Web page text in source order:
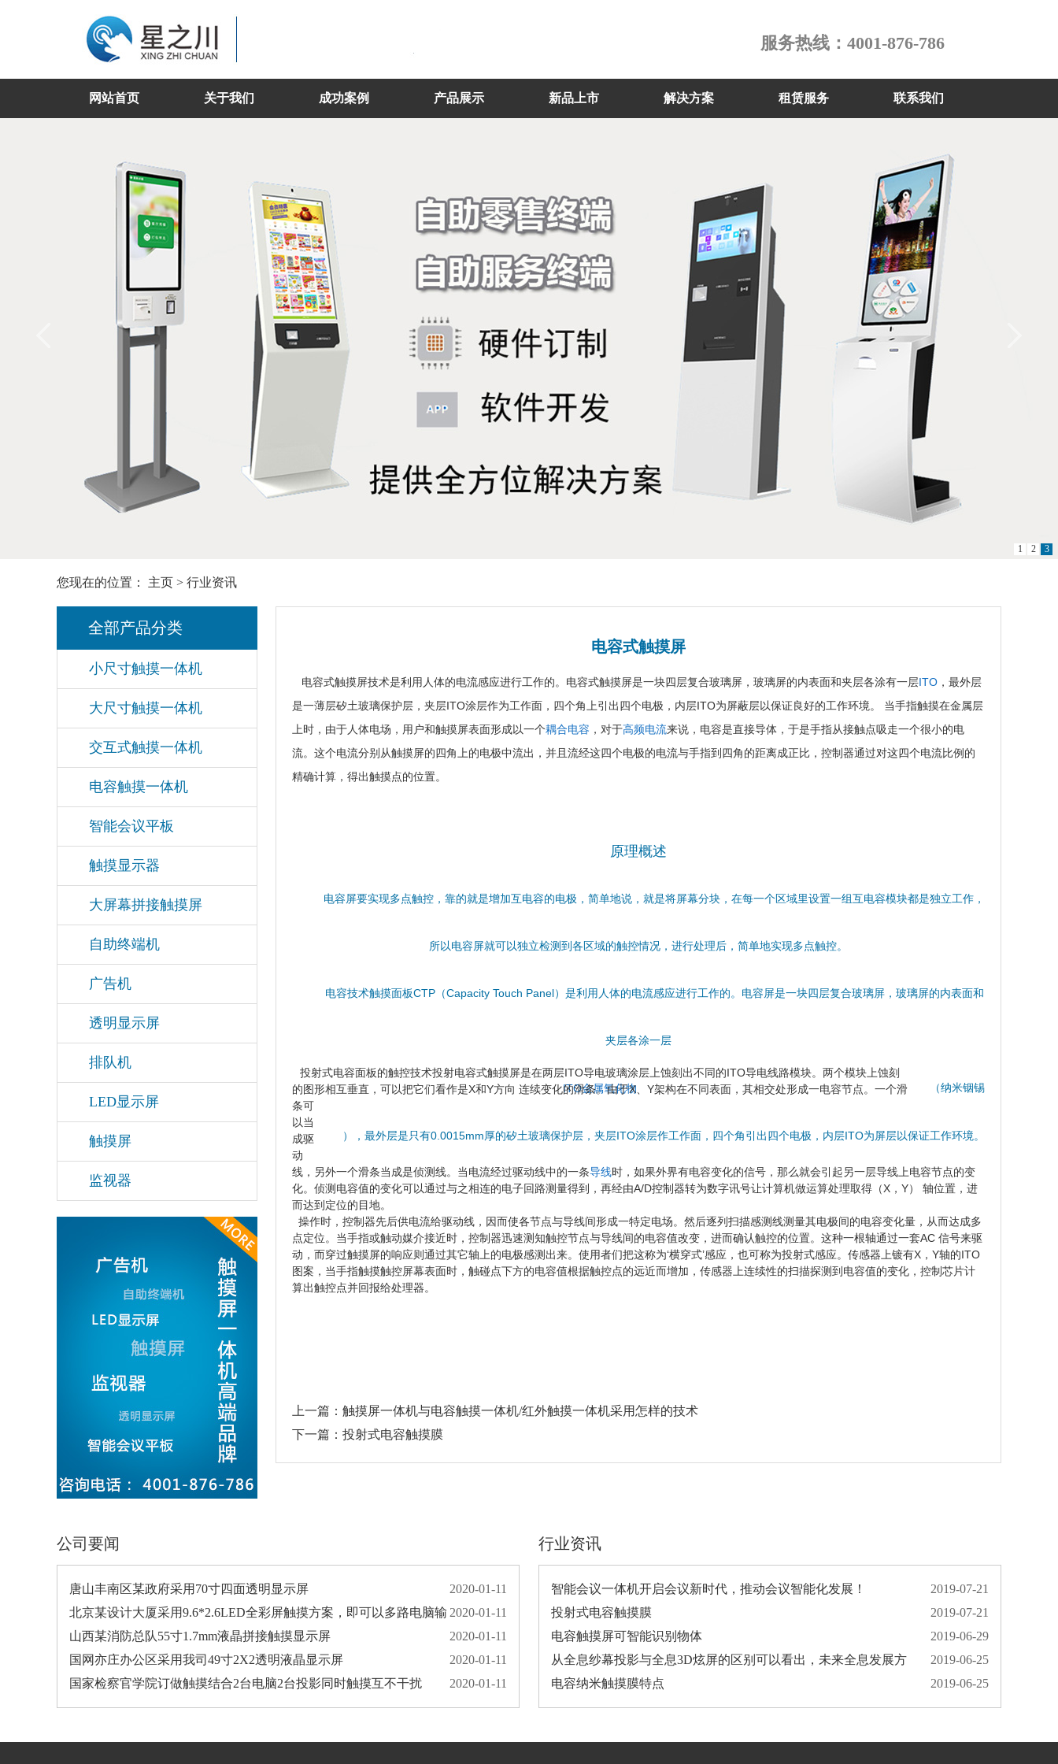
服务热线：4001-876-786
网站首页 关于我们 成功案例 产品展示 新品上市 解决方案 租赁服务 联系我们
1 2 3
您现在的位置： 主页 > 行业资讯
全部产品分类
小尺寸触摸一体机
大尺寸触摸一体机
交互式触摸一体机
电容触摸一体机
智能会议平板
触摸显示器
大屏幕拼接触摸屏
自助终端机
广告机
透明显示屏
排队机
LED显示屏
触摸屏
监视器
电容式触摸屏
电容式触摸屏技术是利用人体的电流感应进行工作的。电容式触摸屏是一块四层复合玻璃屏，玻璃屏的内表面和夹层各涂有一层ITO ，最外层
是一薄层矽土玻璃保护层，夹层ITO涂层作为工作面，四个角上引出四个电极，内层ITO为屏蔽层以保证良好的工作环境。 当手指触摸在金属层
上时，由于人体电场，用户和触摸屏表面形成以一个耦合电容 ，对于高频电流来说，电容是直接导体，于是手指从接触点吸走一个很小的电
流。这个电流分别从触摸屏的四角上的电极中流出，并且流经这四个电极的电流与手指到四角的距离成正比，控制器通过对这四个电流比例的
精确计算，得出触摸点的位置。
原理概述
电容屏要实现多点触控，靠的就是增加互电容的电极，简单地说，就是将屏幕分块，在每一个区域里设置一组互电容模块都是独立工作，
所以电容屏就可以独立检测到各区域的触控情况，进行处理后，简单地实现多点触控。
电容技术触摸面板CTP（Capacity Touch Panel）是利用人体的电流感应进行工作的。电容屏是一块四层复合玻璃屏，玻璃屏的内表面和
夹层各涂一层
ITO （纳米铟锡
金属氧化物
），最外层是只有0.0015mm厚的矽土玻璃保护层，夹层ITO涂层作工作面，四个角引出四个电极，内层ITO为屏层以保证工作环境。
投射式电容面板的触控技术投射电容式触摸屏是在两层ITO导电玻璃涂层上蚀刻出不同的ITO导电线路模块。两个模块上蚀刻
的图形相互垂直，可以把它们看作是X和Y方向 连续变化的滑条。由于X、Y架构在不同表面，其相交处形成一电容节点。一个滑
条可
以当
成驱
动
线，另外一个滑条当成是侦测线。当电流经过驱动线中的一条导线时，如果外界有电容变化的信号，那么就会引起另一层导线上电容节点的变
化。侦测电容值的变化可以通过与之相连的电子回路测量得到，再经由A/D控制器转为数字讯号让计算机做运算处理取得（X，Y） 轴位置，进
而达到定位的目地。
操作时，控制器先后供电流给驱动线，因而使各节点与导线间形成一特定电场。然后逐列扫描感测线测量其电极间的电容变化量，从而达成多
点定位。当手指或触动媒介接近时，控制器迅速测知触控节点与导线间的电容值改变，进而确认触控的位置。这种一根轴通过一套AC 信号来驱
动，而穿过触摸屏的响应则通过其它轴上的电极感测出来。使用者们把这称为‘横穿式’感应，也可称为投射式感应。传感器上镀有X，Y轴的ITO
图案，当手指触摸触控屏幕表面时，触碰点下方的电容值根据触控点的远近而增加，传感器上连续性的扫描探测到电容值的变化，控制芯片计
算出触控点并回报给处理器。
上一篇：触摸屏一体机与电容触摸一体机/红外触摸一体机采用怎样的技术
下一篇：投射式电容触摸膜
公司要闻
唐山丰南区某政府采用70寸四面透明显示屏
2020-01-11
北京某设计大厦采用9.6*2.6LED全彩屏触摸方案，即可以多路电脑输 2020-01-11
山西某消防总队55寸1.7mm液晶拼接触摸显示屏
2020-01-11
国网亦庄办公区采用我司49寸2X2透明液晶显示屏
2020-01-11
国家检察官学院订做触摸结合2台电脑2台投影同时触摸互不干扰
2020-01-11
行业资讯
智能会议一体机开启会议新时代，推动会议智能化发展！
2019-07-21
投射式电容触摸膜
2019-07-21
电容触摸屏可智能识别物体
2019-06-29
从全息纱幕投影与全息3D炫屏的区别可以看出，未来全息发展方
2019-06-25
电容纳米触摸膜特点
2019-06-25